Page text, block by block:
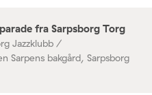
fra Sarpsborg Torg
Jazzklubb /
Sarpens bakgård, Sarpsborg